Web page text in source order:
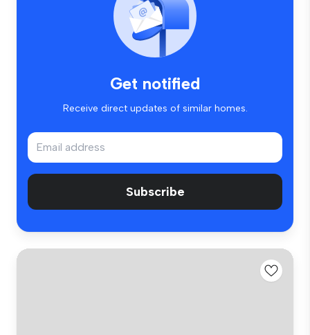
Get notified
Receive direct updates of similar homes.
Subscribe